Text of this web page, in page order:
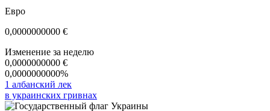
Евро
0,0000000000 €
Изменение за неделю
0,0000000000 €
0,0000000000%
1 албанский лек
в украинских гривнах